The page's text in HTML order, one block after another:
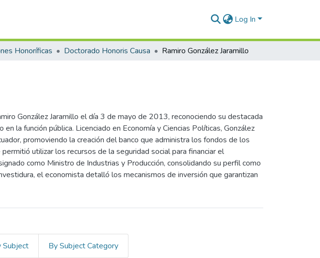
Log In
Honoríficas Doctorado Honoris Causa Ramiro González Jaramillo
González Jaramillo el día 3 de mayo de 2013, reconociendo su destacada
la función pública. Licenciado en Economía y Ciencias Políticas, González
promoviendo la creación del banco que administra los fondos de los
utilizar los recursos de la seguridad social para financiar el
como Ministro de Industrias y Producción, consolidando su perfil como
el economista detalló los mecanismos de inversión que garantizan
Subject By Subject Category